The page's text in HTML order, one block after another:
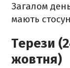
Загалом
мають
Терези
жовтня)